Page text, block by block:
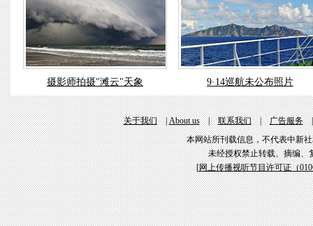
摄影师拍摄"滩云"天象 9·14巡航未公布照片
关于我们|About us|联系我们|广告服务
本网站所刊载信息，不代表中新
未经授权禁止转载、摘编、
[网上传播视听节目许可证（